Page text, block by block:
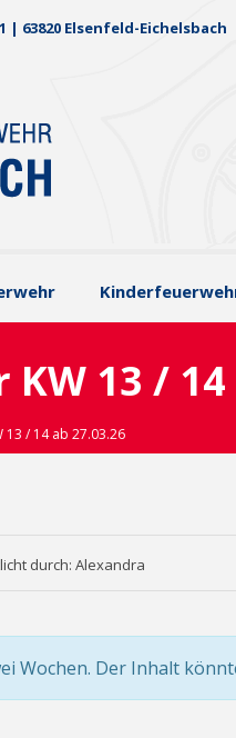
| 63820 Elsenfeld-Eichelsbach
13 / 14
13 / 14 ab 27.03.26
durch: Alexandra
Wochen. Der Inhalt